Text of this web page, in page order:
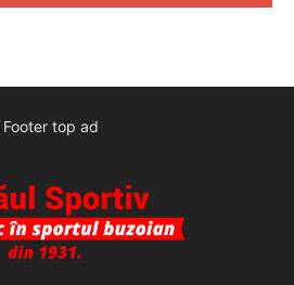
Footer top ad